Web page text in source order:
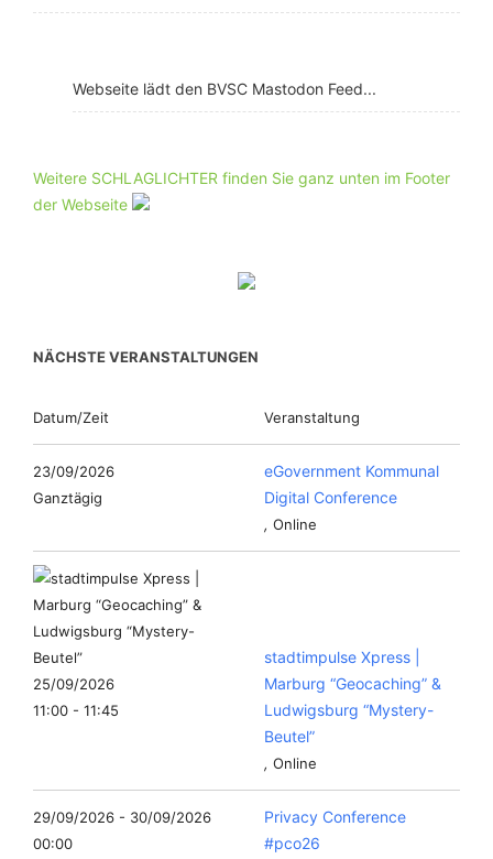
Webseite lädt den BVSC Mastodon Feed...
Weitere SCHLAGLICHTER finden Sie ganz unten im Footer
der Webseite
NÄCHSTE VERANSTALTUNGEN
Datum/Zeit Veranstaltung
23/09/2026
Ganztägig
eGovernment Kommunal
Digital Conference
, Online
25/09/2026
11:00 - 11:45
stadtimpulse Xpress |
Marburg “Geocaching” &
Ludwigsburg “Mystery-
Beutel”
, Online
29/09/2026 - 30/09/2026
00:00
Privacy Conference
#pco26